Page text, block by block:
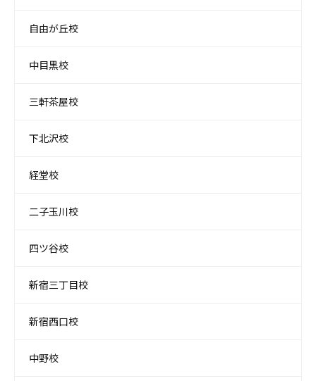
自由が丘校
中目黒校
三軒茶屋校
下北沢校
経堂校
二子玉川校
四ツ谷校
新宿三丁目校
新宿西口校
中野校